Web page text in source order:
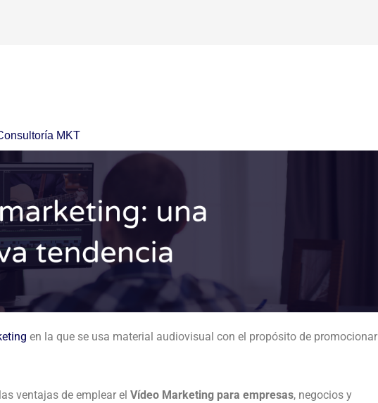
MKT
en la que se usa material audiovisual con el propósito de promocionar
ventajas de emplear elVídeo Marketing para empresas, negocios y